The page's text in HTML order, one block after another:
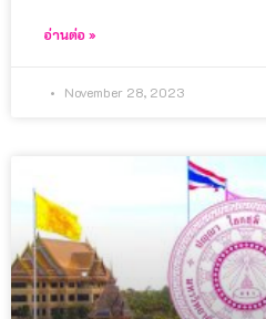
อ่านต่อ »
November 28, 2023